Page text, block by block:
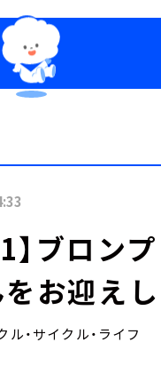
ブロン
お迎え
・サイクル・ライフ